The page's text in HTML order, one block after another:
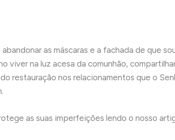
as máscaras e a fachada de que
viver na luz acesa da comunhão,
restauração nos relacionamentos que o
as suas imperfeições lendo o nosso